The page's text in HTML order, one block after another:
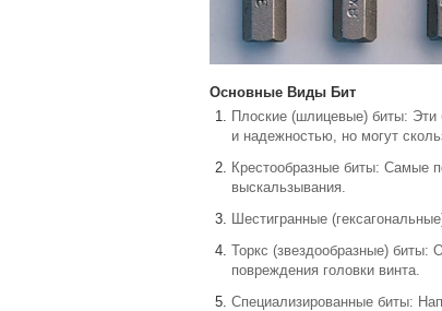
Основные Виды Бит
Плоские (шлицевые) биты:
и надежностью, но могут
Крестообразные биты: Самые
выскальзывания.
Шестигранные
Торкс (звездообразные)
повреждения головки винта.
Специализированные биты: